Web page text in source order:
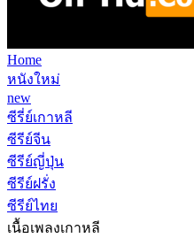
Home
หนังใหม่
new
ซีรี่ย์เกาหลี
ซีรีย์จีน
ซีรีย์ญี่ปุ่น
ซีรีย์ฝรั่ง
ซีรีย์ไทย
เนื้อเพลงเกาหลี